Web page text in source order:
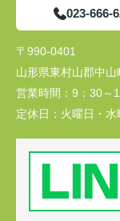
023-666-
〒990-0401
山形県東村山郡中
営業時間： 9：30～
定休日： 火曜日・水